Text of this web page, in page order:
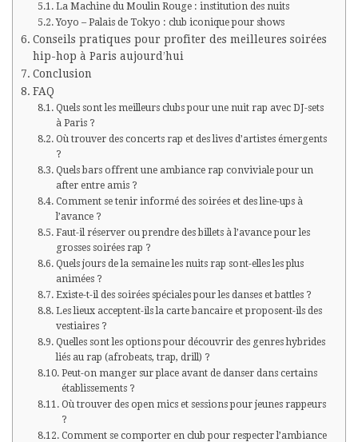
La Machine du Moulin Rouge : institution des nuits
Yoyo – Palais de Tokyo : club iconique pour shows
Conseils pratiques pour profiter des meilleures soirées
hip-hop à Paris aujourd’hui
Conclusion
FAQ
Quels sont les meilleurs clubs pour une nuit rap avec DJ-sets
à Paris ?
Où trouver des concerts rap et des lives d’artistes émergents
?
Quels bars offrent une ambiance rap conviviale pour un
after entre amis ?
Comment se tenir informé des soirées et des line-ups à
l’avance ?
Faut-il réserver ou prendre des billets à l’avance pour les
grosses soirées rap ?
Quels jours de la semaine les nuits rap sont-elles les plus
animées ?
Existe-t-il des soirées spéciales pour les danses et battles ?
Les lieux acceptent-ils la carte bancaire et proposent-ils des
vestiaires ?
Quelles sont les options pour découvrir des genres hybrides
liés au rap (afrobeats, trap, drill) ?
Peut-on manger sur place avant de danser dans certains
établissements ?
Où trouver des open mics et sessions pour jeunes rappeurs
?
Comment se comporter en club pour respecter l’ambiance